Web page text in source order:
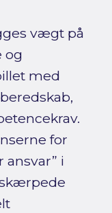
vægt på
og
med
for
ansvar” i
skærpede